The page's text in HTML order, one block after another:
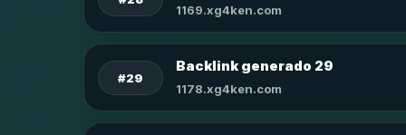
1169.xg4ken.com
#29
Backlink generado 29
1178.xg4ken.com